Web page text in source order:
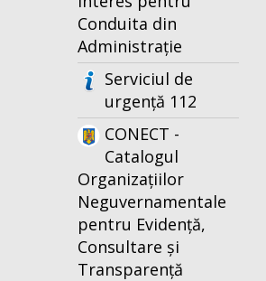
Conduita din
Administrație
Serviciul de
urgență 112
CONECT -
Catalogul
Organizațiilor
Neguvernamentale
pentru Evidență,
Consultare și
Transparență